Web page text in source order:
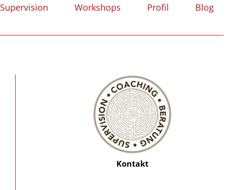
Supervision Workshops Profil Blog
Kontakt